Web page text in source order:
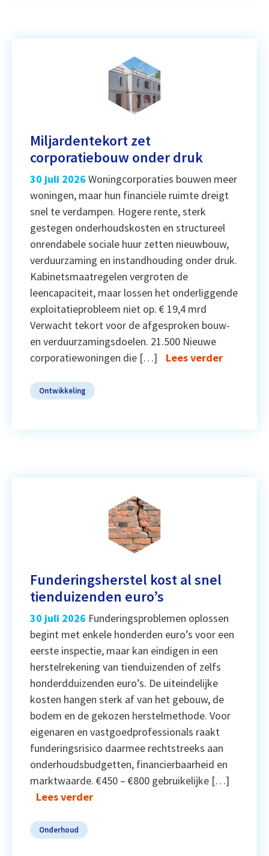
Miljardentekort zet
corporatiebouw onder druk
30 juli 2026 Woningcorporaties bouwen meer
woningen, maar hun financiële ruimte dreigt
snel te verdampen. Hogere rente, sterk
gestegen onderhoudskosten en structureel
onrendabele sociale huur zetten nieuwbouw,
verduurzaming en instandhouding onder druk.
Kabinetsmaatregelen vergroten de
leencapaciteit, maar lossen het onderliggende
exploitatieprobleem niet op. € 19,4 mrd
Verwacht tekort voor de afgesproken bouw-
en verduurzamingsdoelen. 21.500 Nieuwe
corporatiewoningen die […]
Lees verder
Ontwikkeling
Funderingsherstel kost al snel
tienduizenden euro’s
30 juli 2026 Funderingsproblemen oplossen
begint met enkele honderden euro’s voor een
eerste inspectie, maar kan eindigen in een
herstelrekening van tienduizenden of zelfs
honderdduizenden euro’s. De uiteindelijke
kosten hangen sterk af van het gebouw, de
bodem en de gekozen herstelmethode. Voor
eigenaren en vastgoedprofessionals raakt
funderingsrisico daarmee rechtstreeks aan
onderhoudsbudgetten, financierbaarheid en
marktwaarde. €450 – €800 gebruikelijke […]
Lees verder
Onderhoud